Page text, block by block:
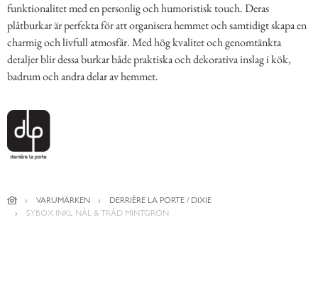
funktionalitet med en personlig och humoristisk touch. Deras
plåtburkar är perfekta för att organisera hemmet och samtidigt skapa en
charmig och livfull atmosfär. Med hög kvalitet och genomtänkta
detaljer blir dessa burkar både praktiska och dekorativa inslag i kök,
badrum och andra delar av hemmet.
VARUMÄRKEN
DERRIÈRE LA PORTE / DIXIE
SYBOX INKL NÅL & TRÅD MINTGRÖN